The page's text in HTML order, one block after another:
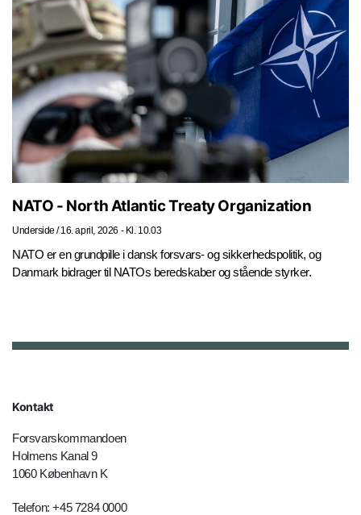
NATO - North Atlantic Treaty Organization
Underside / 16. april, 2026 - Kl. 10.03
NATO er en grundpille i dansk forsvars- og sikkerhedspolitik, og
Danmark bidrager til NATOs beredskaber og stående styrker.
Kontakt
Forsvarskommandoen
Holmens Kanal 9
1060 København K
Telefon: +45 7284 0000